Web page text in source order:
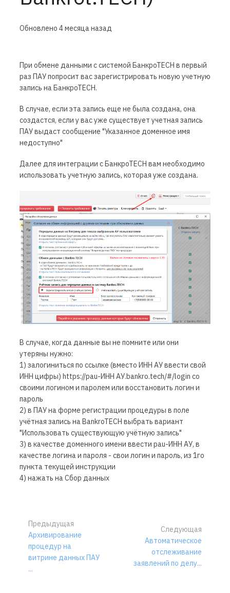
Обновлено 4 месяца назад
При обмене данными с системой БанкроТЕСН в первый
раз ПАУ попросит вас зарегистрировать новую учетную
запись на БанкроТЕСН.
В случае, если эта запись еще не была создана, она
создастся, если у вас уже существует учетная запись
ПАУ выдаст сообщение "Указанное доменное имя
недоступно"
Далее для интеграции с БанкроТЕСН вам необходимо
использовать учетную запись, которая уже создана.
В случае, когда данные вы не помните или они
утеряны нужно:
1) залогиниться по ссылке (вместо ИНН АУ ввести свой
ИНН цифры) https://pau-ИНН АУ.bankro.tech/#/login со
своими логином и паролем или восстановить логин и
пароль
2) в ПАУ на форме регистрации процедуры в поле
учётная запись на BankroTECH выбрать вариант
"Использовать существующую учётную запись"
3) в качестве доменного имени ввести pau-ИНН АУ, в
качестве логина и пароля - свои логин и пароль, из 1го
пункта текущей инструкции
4) нажать на Сбор данных
Предыдущая
Архивирование
процедур на
витрине данных ПАУ
...
Следующая
Автоматическое
отслеживание
заявлений по делу...